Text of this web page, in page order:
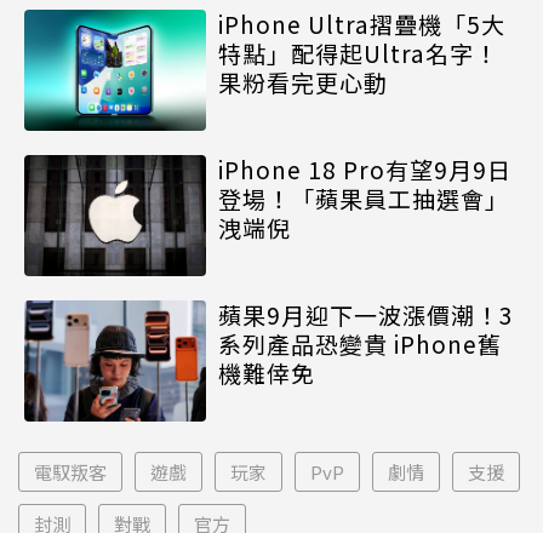
iPhone Ultra摺疊機「5大
特點」配得起Ultra名字！
果粉看完更心動
iPhone 18 Pro有望9月9日
登場！「蘋果員工抽選會」
洩端倪
蘋果9月迎下一波漲價潮！3
系列產品恐變貴 iPhone舊
機難倖免
電馭叛客 遊戲 玩家 PvP 劇情 支援
封測 對戰 官方